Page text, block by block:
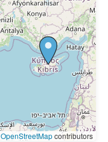
OpenStreetMapcontributors